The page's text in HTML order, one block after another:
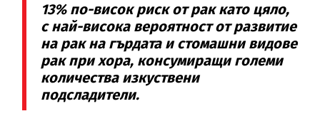
13% по-висок риск от рак като цяло,
с най-висока вероятност от развитие
на рак на гърдата и стомашни видове
рак при хора, консумиращи големи
количества изкуствени
подсладители.